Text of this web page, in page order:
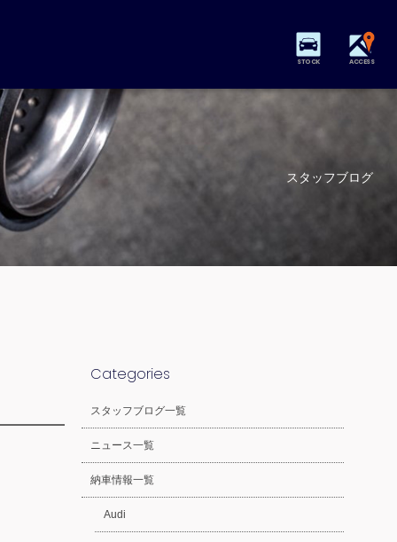
STOCK ACCESS
スタッフブログ
Categories
スタッフブログ一覧
ニュース一覧
納車情報一覧
Audi